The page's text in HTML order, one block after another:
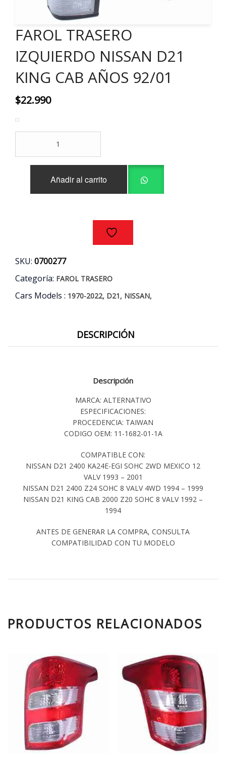
FAROL TRASERO
IZQUIERDO NISSAN D21
KING CAB AÑOS 92/01
$22.990
IZQUIERDO
NISSAN
Añadir al carrito
SKU: 0700277
Categoría: FAROL TRASERO
Cars Models : 1970-2022, D21, NISSAN,
DESCRIPCIÓN
Descripción
MARCA: ALTERNATIVO
ESPECIFICACIONES:
PROCEDENCIA: TAIWAN
CODIGO OEM: 11-1682-01-1A
COMPATIBLE CON:
NISSAN D21 2400 KA24E-EGI SOHC 2WD MEXICO 12
VALV 1993 – 2001
NISSAN D21 2400 Z24 SOHC 8 VALV 4WD 1994 – 1999
NISSAN D21 KING CAB 2000 Z20 SOHC 8 VALV 1992 –
1994
ANTES DE GENERAR LA COMPRA, CONSULTA
COMPATIBILIDAD CON TU MODELO
PRODUCTOS RELACIONADOS